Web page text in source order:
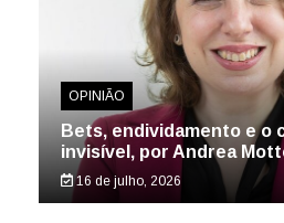
OPINIÃO
Bets, endividamento e o
invisível, por Andrea
16 de julho, 2026